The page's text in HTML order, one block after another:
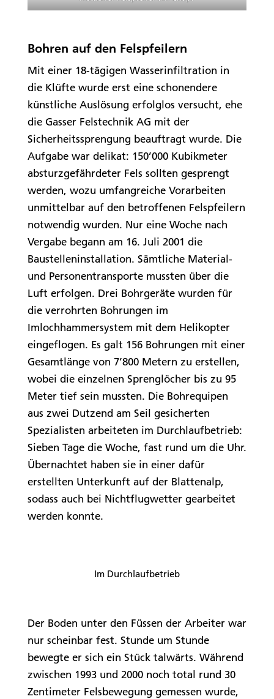
Bohren auf den Felspfeilern
Mit einer 18-tägigen Wasserinfiltration in
die Klüfte wurde erst eine schonendere
künstliche Auslösung erfolglos versucht, ehe
die Gasser Felstechnik AG mit der
Sicherheitssprengung beauftragt wurde. Die
Aufgabe war delikat: 150’000 Kubikmeter
absturzgefährdeter Fels sollten gesprengt
werden, wozu umfangreiche Vorarbeiten
unmittelbar auf den betroffenen Felspfeilern
notwendig wurden. Nur eine Woche nach
Vergabe begann am 16. Juli 2001 die
Baustelleninstallation. Sämtliche Material-
und Personentransporte mussten über die
Luft erfolgen. Drei Bohrgeräte wurden für
die verrohrten Bohrungen im
Imlochhammersystem mit dem Helikopter
eingeflogen. Es galt 156 Bohrungen mit einer
Gesamtlänge von 7’800 Metern zu erstellen,
wobei die einzelnen Sprenglöcher bis zu 95
Meter tief sein mussten. Die Bohrequipen
aus zwei Dutzend am Seil gesicherten
Spezialisten arbeiteten im Durchlaufbetrieb:
Sieben Tage die Woche, fast rund um die Uhr.
Übernachtet haben sie in einer dafür
erstellten Unterkunft auf der Blattenalp,
sodass auch bei Nichtflugwetter gearbeitet
werden konnte.
Im Durchlaufbetrieb
Der Boden unter den Füssen der Arbeiter war
nur scheinbar fest. Stunde um Stunde
bewegte er sich ein Stück talwärts. Während
zwischen 1993 und 2000 noch total rund 30
Zentimeter Felsbewegung gemessen wurde,